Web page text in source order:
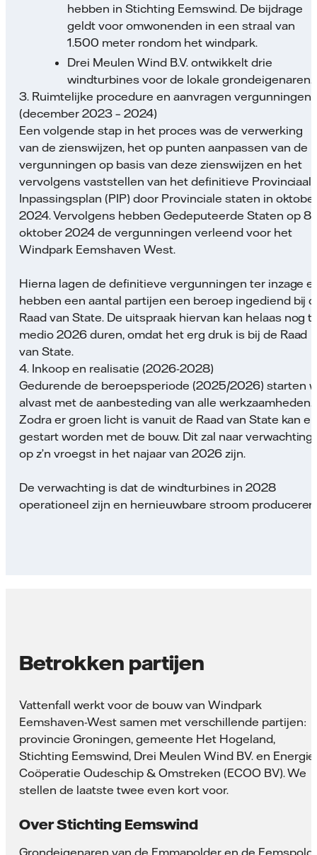
hebben in Stichting Eemswind. De bijdrage
geldt voor omwonenden in een straal van
1.500 meter rondom het windpark.
Drei Meulen Wind B.V. ontwikkelt drie
windturbines voor de lokale grondeigenaren.
3. Ruimtelijke procedure en aanvragen vergunningen
(december 2023 – 2024)
Een volgende stap in het proces was de verwerking
van de zienswijzen, het op punten aanpassen van de
vergunningen op basis van deze zienswijzen en het
vervolgens vaststellen van het definitieve Provinciaal
Inpassingsplan (PIP) door Provinciale staten in
2024. Vervolgens hebben Gedeputeerde Staten op 8
oktober 2024 de vergunningen verleend voor het
Windpark Eemshaven West.
Hierna lagen de definitieve vergunningen ter inzage
hebben een aantal partijen een beroep ingediend bij
Raad van State. De uitspraak hiervan kan helaas nog
medio 2026 duren, omdat het erg druk is bij de Raad
van State.
4. Inkoop en realisatie (2026-2028)
Gedurende de beroepsperiode (2025/2026) starten
alvast met de aanbesteding van alle werkzaamheden.
Zodra er groen licht is vanuit de Raad van State kan er
gestart worden met de bouw. Dit zal naar verwachting
op z’n vroegst in het najaar van 2026 zijn.
De verwachting is dat de windturbines in 2028
operationeel zijn en hernieuwbare stroom
Betrokken partijen
Vattenfall werkt voor de bouw van Windpark
Eemshaven-West samen met verschillende partijen:
provincie Groningen, gemeente Het Hogeland,
Stichting Eemswind, Drei Meulen Wind BV. en Energie
Coöperatie Oudeschip & Omstreken (ECOO BV). We
stellen de laatste twee even kort voor.
Over Stichting Eemswind
Grondeigenaren van de Emmapolder en de